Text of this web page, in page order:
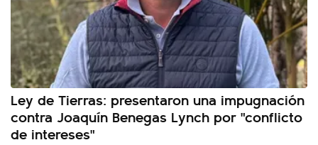
Ley de Tierras: presentaron una impugnación
contra Joaquín Benegas Lynch por "conflicto
de intereses"